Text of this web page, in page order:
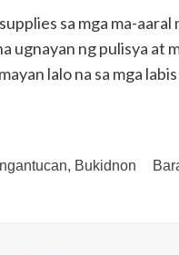
sa mga ma-
ugnayan ng pulisya at
lalo na sa mga
Bukidnon